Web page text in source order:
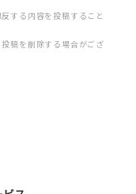
する内容を投稿すること
稿を削除する場合がござ